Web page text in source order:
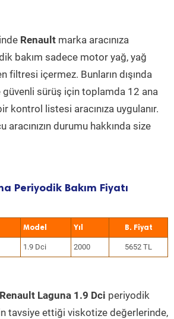
Renault marka aracınıza
bakım sadece motor yağ, yağ
filtresi içermez. Bunların dışında
güvenli sürüş için toplamda 12 ana
kontrol listesi aracınıza uygulanır.
durumu hakkında size
Periyodik Bakım Fiyatı
Model Yıl
1.9 Dci 2000 5652 TL
Laguna 1.9 Dci periyodik
tavsiye ettiği viskotize değerlerinde,